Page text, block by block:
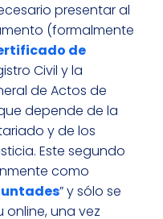
presentar al
(formalmente
de
Civil y la
de Actos de
depende de la
y de los
Este segundo
como
” y sólo se
una vez